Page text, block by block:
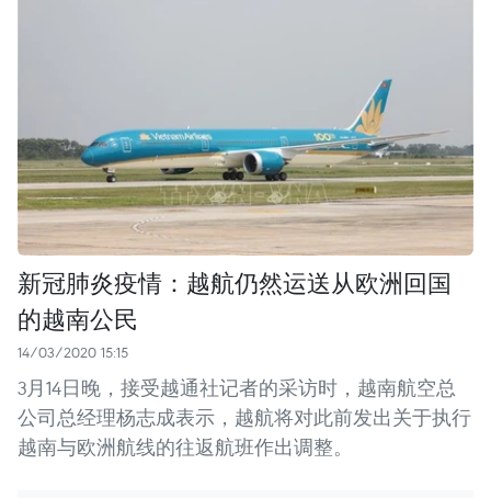
新冠肺炎疫情：越航仍然运送从欧洲回国
的越南公民
14/03/2020 15:15
3月14日晚，接受越通社记者的采访时，越南航空总
公司总经理杨志成表示，越航将对此前发出关于执行
越南与欧洲航线的往返航班作出调整。